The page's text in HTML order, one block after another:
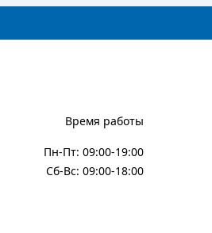
Время работы
Пн-Пт: 09:00-19:00
Сб-Вс: 09:00-18:00